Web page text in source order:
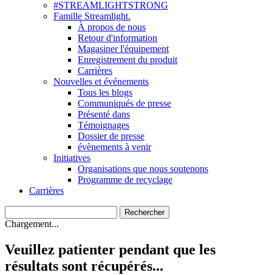
#STREAMLIGHTSTRONG
Famille Streamlight.
À propos de nous
Retour d'information
Magasiner l'équipement
Enregistrement du produit
Carrières
Nouvelles et événements
Tous les blogs
Communiqués de presse
Présenté dans
Témoignages
Dossier de presse
évènements à venir
Initiatives
Organisations que nous soutenons
Programme de recyclage
Carrières
Chargement...
Veuillez patienter pendant que les
résultats sont récupérés...